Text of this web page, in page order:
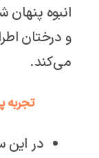
انبوه
و درختان
می‌کند.
تجربه
در این